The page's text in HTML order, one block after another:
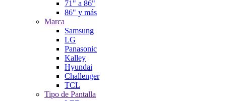
71" a 86"
86" y más
Marca
Samsung
LG
Panasonic
Kalley
Hyundai
Challenger
TCL
Tipo de Pantalla